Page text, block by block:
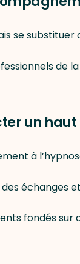
se
un
à
échanges
fondés